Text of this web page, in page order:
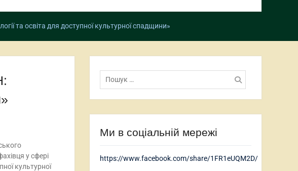
та освіта для доступної культурної спадщини»
у сфері
культурної
Пошук:
Ми в соціальній мережі
https://www.facebook.com/share/1FR1eUQM2D/